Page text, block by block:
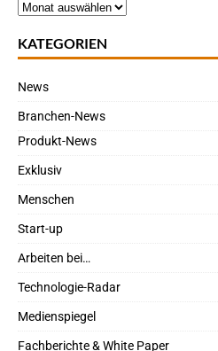
KATEGORIEN
News
Branchen-News
Produkt-News
Exklusiv
Menschen
Start-up
Arbeiten bei…
Technologie-Radar
Medienspiegel
Fachberichte & White Paper